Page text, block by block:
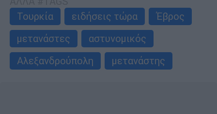
Τουρκία
ειδήσεις τώρα
Έβρος
μετανάστες
αστυνομικός
Αλεξανδρούπολη
μετανάστης